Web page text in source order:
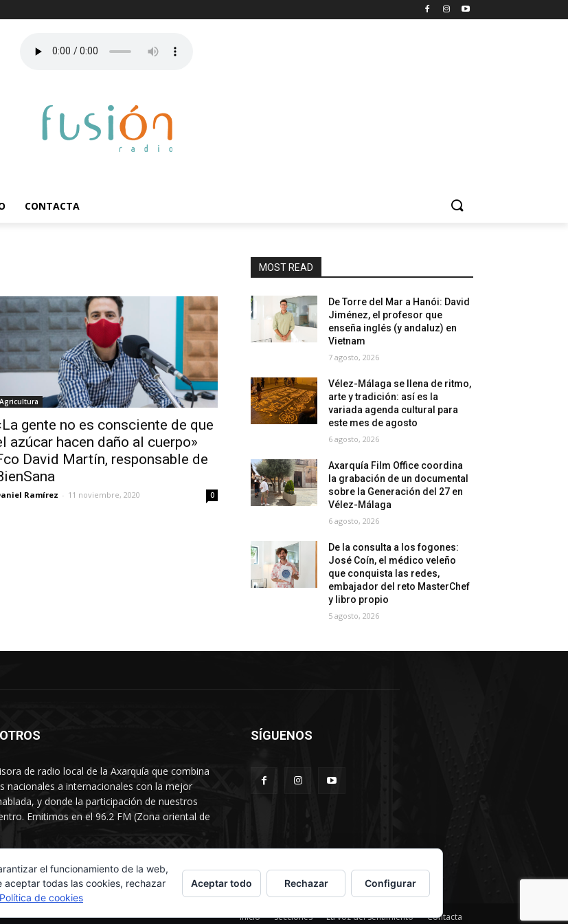
CONTACTA
Agricultura
gente no es consciente de que
azúcar hacen daño al cuerpo»
David Martín, responsable de
Ramírez - 11 noviembre, 2020 0
MOST READ
De Torre del Mar a Hanói: David
Jiménez, el profesor que
enseña inglés (y andaluz) en
Vietnam
7 agosto, 2026
Vélez-Málaga se llena de ritmo,
arte y tradición: así es la
variada agenda cultural para
este mes de agosto
6 agosto, 2026
Axarquía Film Office coordina
la grabación de un documental
sobre la Generación del 27 en
Vélez-Málaga
6 agosto, 2026
De la consulta a los fogones:
José Coín, el médico veleño
que conquista las redes,
embajador del reto MasterChef
y libro propio
5 agosto, 2026
de radio local de la Axarquía que combina
nacionales a internacionales con la mejor
y donde la participación de nuestros
Emitimos en el 96.2 FM (Zona oriental de
SÍGUENOS
Inicio Secciones La voz del sentimiento Contacta
el funcionamiento de la web,
aceptar todas las cookies, rechazar
Política de cookies
Aceptar todo Rechazar Configurar